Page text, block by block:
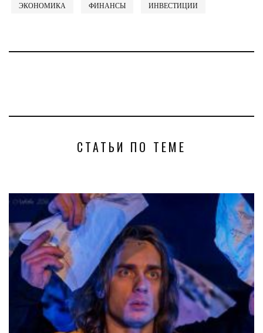
ЭКОНОМИКА ФИНАНСЫ ИНВЕСТИЦИИ
СТАТЬИ ПО ТЕМЕ